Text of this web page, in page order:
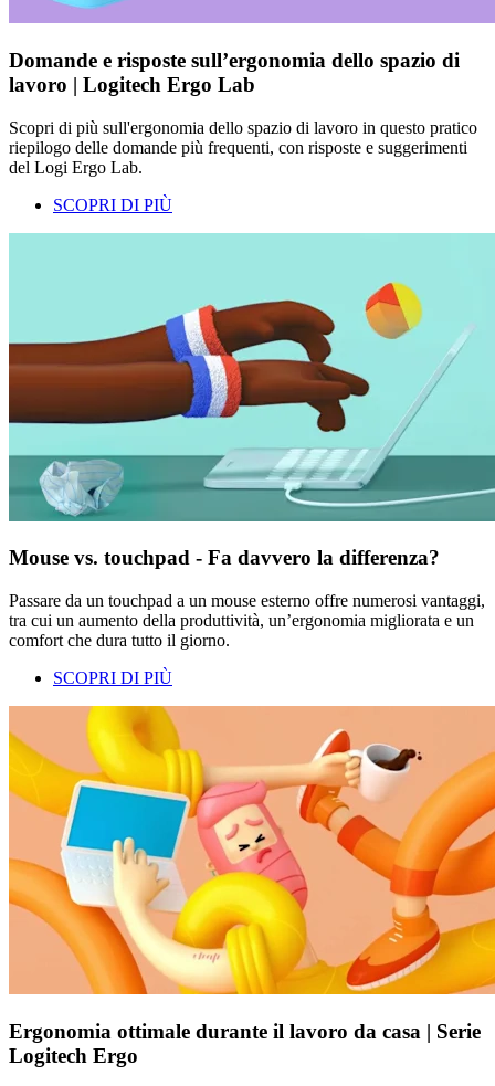
Domande e risposte sull’ergonomia dello spazio di
lavoro | Logitech Ergo Lab
Scopri di più sull'ergonomia dello spazio di lavoro in questo pratico
riepilogo delle domande più frequenti, con risposte e suggerimenti
del Logi Ergo Lab.
SCOPRI DI PIÙ
Mouse vs. touchpad - Fa davvero la differenza?
Passare da un touchpad a un mouse esterno offre numerosi vantaggi,
tra cui un aumento della produttività, un’ergonomia migliorata e un
comfort che dura tutto il giorno.
SCOPRI DI PIÙ
Ergonomia ottimale durante il lavoro da casa | Serie
Logitech Ergo